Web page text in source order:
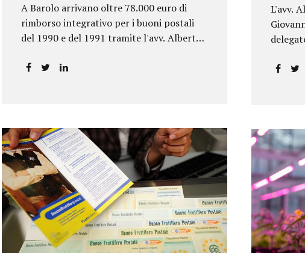
A Barolo arrivano oltre 78.000 euro di
rimborso integrativo per i buoni postali
del 1990 e del 1991 tramite l'avv. Alberto
L'avv.